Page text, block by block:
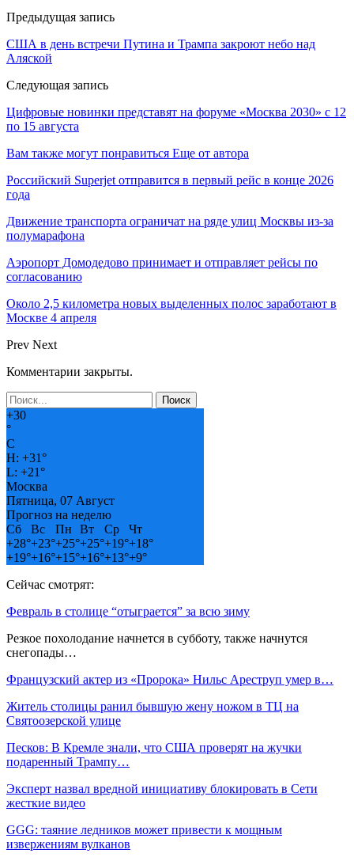
Предыдущая запись
США в день встречи Путина и Трампа закроют небо над
Аляской
Следующая запись
Цифровые новинки представят на форуме «Москва 2030» с 12
по 15 августа
Вам также могут понравиться Еще от автора
Российский Superjet отправится в первый рейс в конце 2026
года
Движение транспорта ограничат на ряде улиц Москвы из-за
полумарафона
Аэропорт Домодедово принимает и отправляет рейсы по
согласованию
Около 2,5 километра новых выделенных полос заработают в
Москве 4 апреля
Prev Next
Комментарии закрыты.
+30
°
C
H: +31°
L: +21°
Москва
Пятница, 07 Август
Прогноз на неделю
Сб
Вс Пн Вт Ср
Чт
+28°+23°+25°+25°+19°+18°
+19°+16°+15°+16°+13°+9°
Сейчас смотрят:
Февраль в столице “отыграется” за всю зиму
Резкое похолодание начнется в субботу, также начнутся
снегопады…
Французский актер из «Пророка» Нильс Ареструп умер в…
Житель столицы ранил бывшую жену ножом в ТЦ на
Святоозерской улице
Песков: В Кремле знали, что США проверят на жучки
подаренный Трампу…
Эксперт назвал вредной инициативу блокировать в Сети
жесткие видео
GGG: таяние ледников может привести к мощным
извержениям вулканов